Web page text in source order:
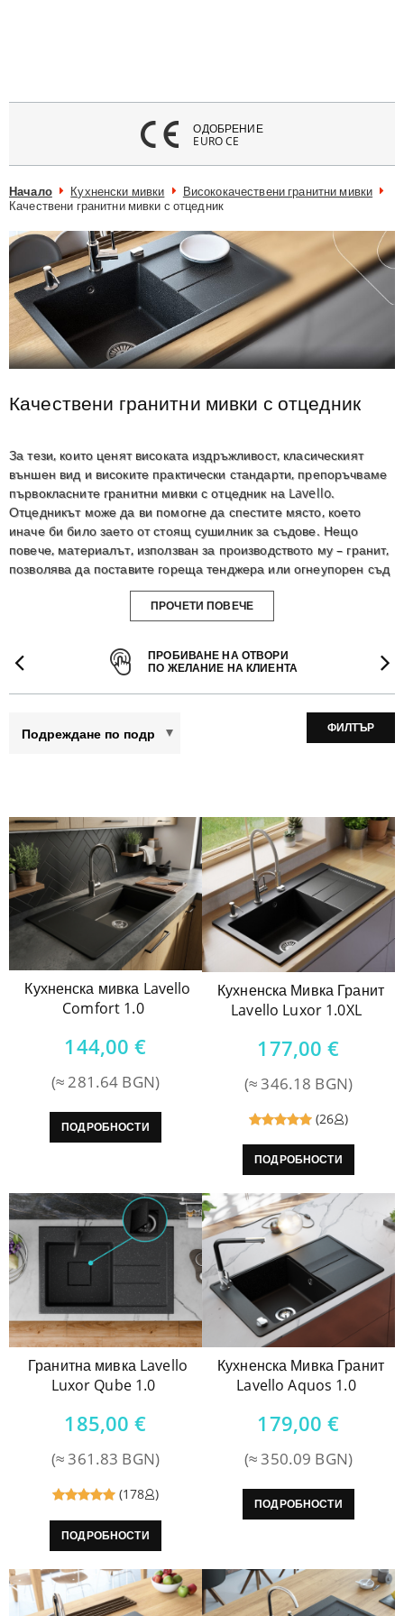
ОДОБРЕНИЕ
EURO CE
Начало Кухненски мивки
Висококачествени гранитни мивки
Качествени гранитни мивки с отцедник
Качествени гранитни мивки с отцедник
За тези, които ценят високата издръжливост, класическият
външен вид и високите практически стандарти, препоръчваме
първокласните гранитни мивки с отцедник на Lavello.
Отцедникът може да ви помогне да спестите място, което
иначе би било заето от стоящ сушилник за съдове. Нещо
повече, материалът, използван за производството му – гранит,
позволява да поставите гореща тенджера или огнеупорен съд
върху отцедника, без да използвате специални подложки.
Можете да избирате между модели с едно или 1,5 корита,
подходящи за ъгли. Всеки модел се предлага в 6 цвята, от
които можете да избирате.
практично и функционално решение, което ще допълни
идеално вашата кухня.
ПРОЧЕТИ ПОВЕЧЕ
ПРОБИВАНЕ НА ОТВОРИ
ПО ЖЕЛАНИЕ НА КЛИЕНТА
ФИЛТЪР
Кухненска мивка Lavello
Comfort 1.0
144,00€
(≈ 281.64 BGN)
ПОДРОБНОСТИ
Кухненска Мивка Гранит
Lavello Luxor 1.0XL
177,00€
(≈ 346.18 BGN)
5out of
(26 )
ПОДРОБНОСТИ
Гранитна мивка Lavello
Luxor Qube 1.0
185,00€
(≈ 361.83 BGN)
out of
(178 )
ПОДРОБНОСТИ
Кухненска Мивка Гранит
Lavello Aquos 1.0
179,00€
(≈ 350.09 BGN)
ПОДРОБНОСТИ